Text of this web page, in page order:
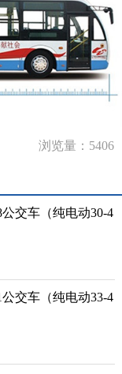
浏览量：5406
交车（纯电动30-4
交车（纯电动33-4